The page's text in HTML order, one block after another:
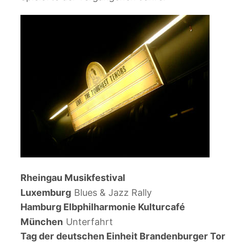
Rheingau Musikfestival
Luxemburg Blues & Jazz Rally
Hamburg Elbphilharmonie Kulturcafé
München Unterfahrt
Tag der deutschen Einheit Brandenburger Tor